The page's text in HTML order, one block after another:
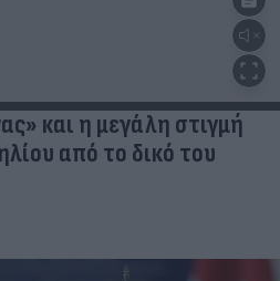
και η μεγάλη στιγμή
από το δικό του